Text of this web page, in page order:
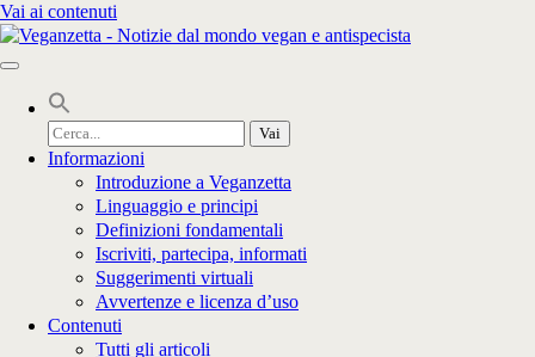
Vai ai contenuti
Cerca
per:
Informazioni
Introduzione a Veganzetta
Linguaggio e principi
Definizioni fondamentali
Iscriviti, partecipa, informati
Suggerimenti virtuali
Avvertenze e licenza d’uso
Contenuti
Tutti gli articoli